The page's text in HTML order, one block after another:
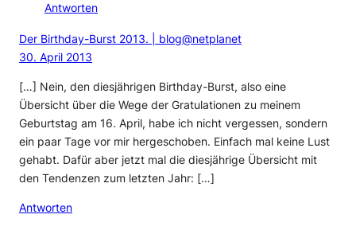
Antworten
Der Birthday-Burst 2013. | blog@netplanet
30. April 2013
[…] Nein, den diesjährigen Birthday-Burst, also eine
Übersicht über die Wege der Gratulationen zu meinem
Geburtstag am 16. April, habe ich nicht vergessen, sondern
ein paar Tage vor mir hergeschoben. Einfach mal keine Lust
gehabt. Dafür aber jetzt mal die diesjährige Übersicht mit
den Tendenzen zum letzten Jahr: […]
Antworten